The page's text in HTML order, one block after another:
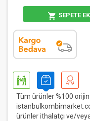
SEPETE
Tüm ürünler %100
ürünler ithalatçı ve/